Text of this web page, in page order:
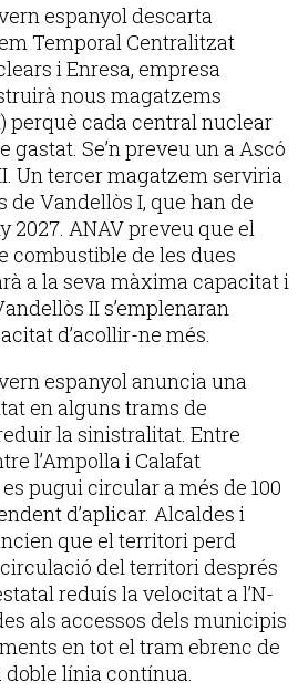
espanyol descarta
Temporal Centralitzat
i Enresa, empresa
nous magatzems
perquè cada central nuclear
Se’n preveu un a Ascó
Un tercer magatzem serviria
Vandellòs I, que han de
2027. ANAV preveu que el
combustible de les dues
a la seva màxima capacitat i
II s’emplenaran
d’acollir-ne més.
espanyol anuncia una
en alguns trams de
la sinistralitat. Entre
l’Ampolla i Calafat
pugui circular a més de 100
d’aplicar. Alcaldes i
que el territori perd
del territori després
reduís la velocitat a l’N-
als accessos dels municipis
en tot el tram ebrenc de
línia contínua.